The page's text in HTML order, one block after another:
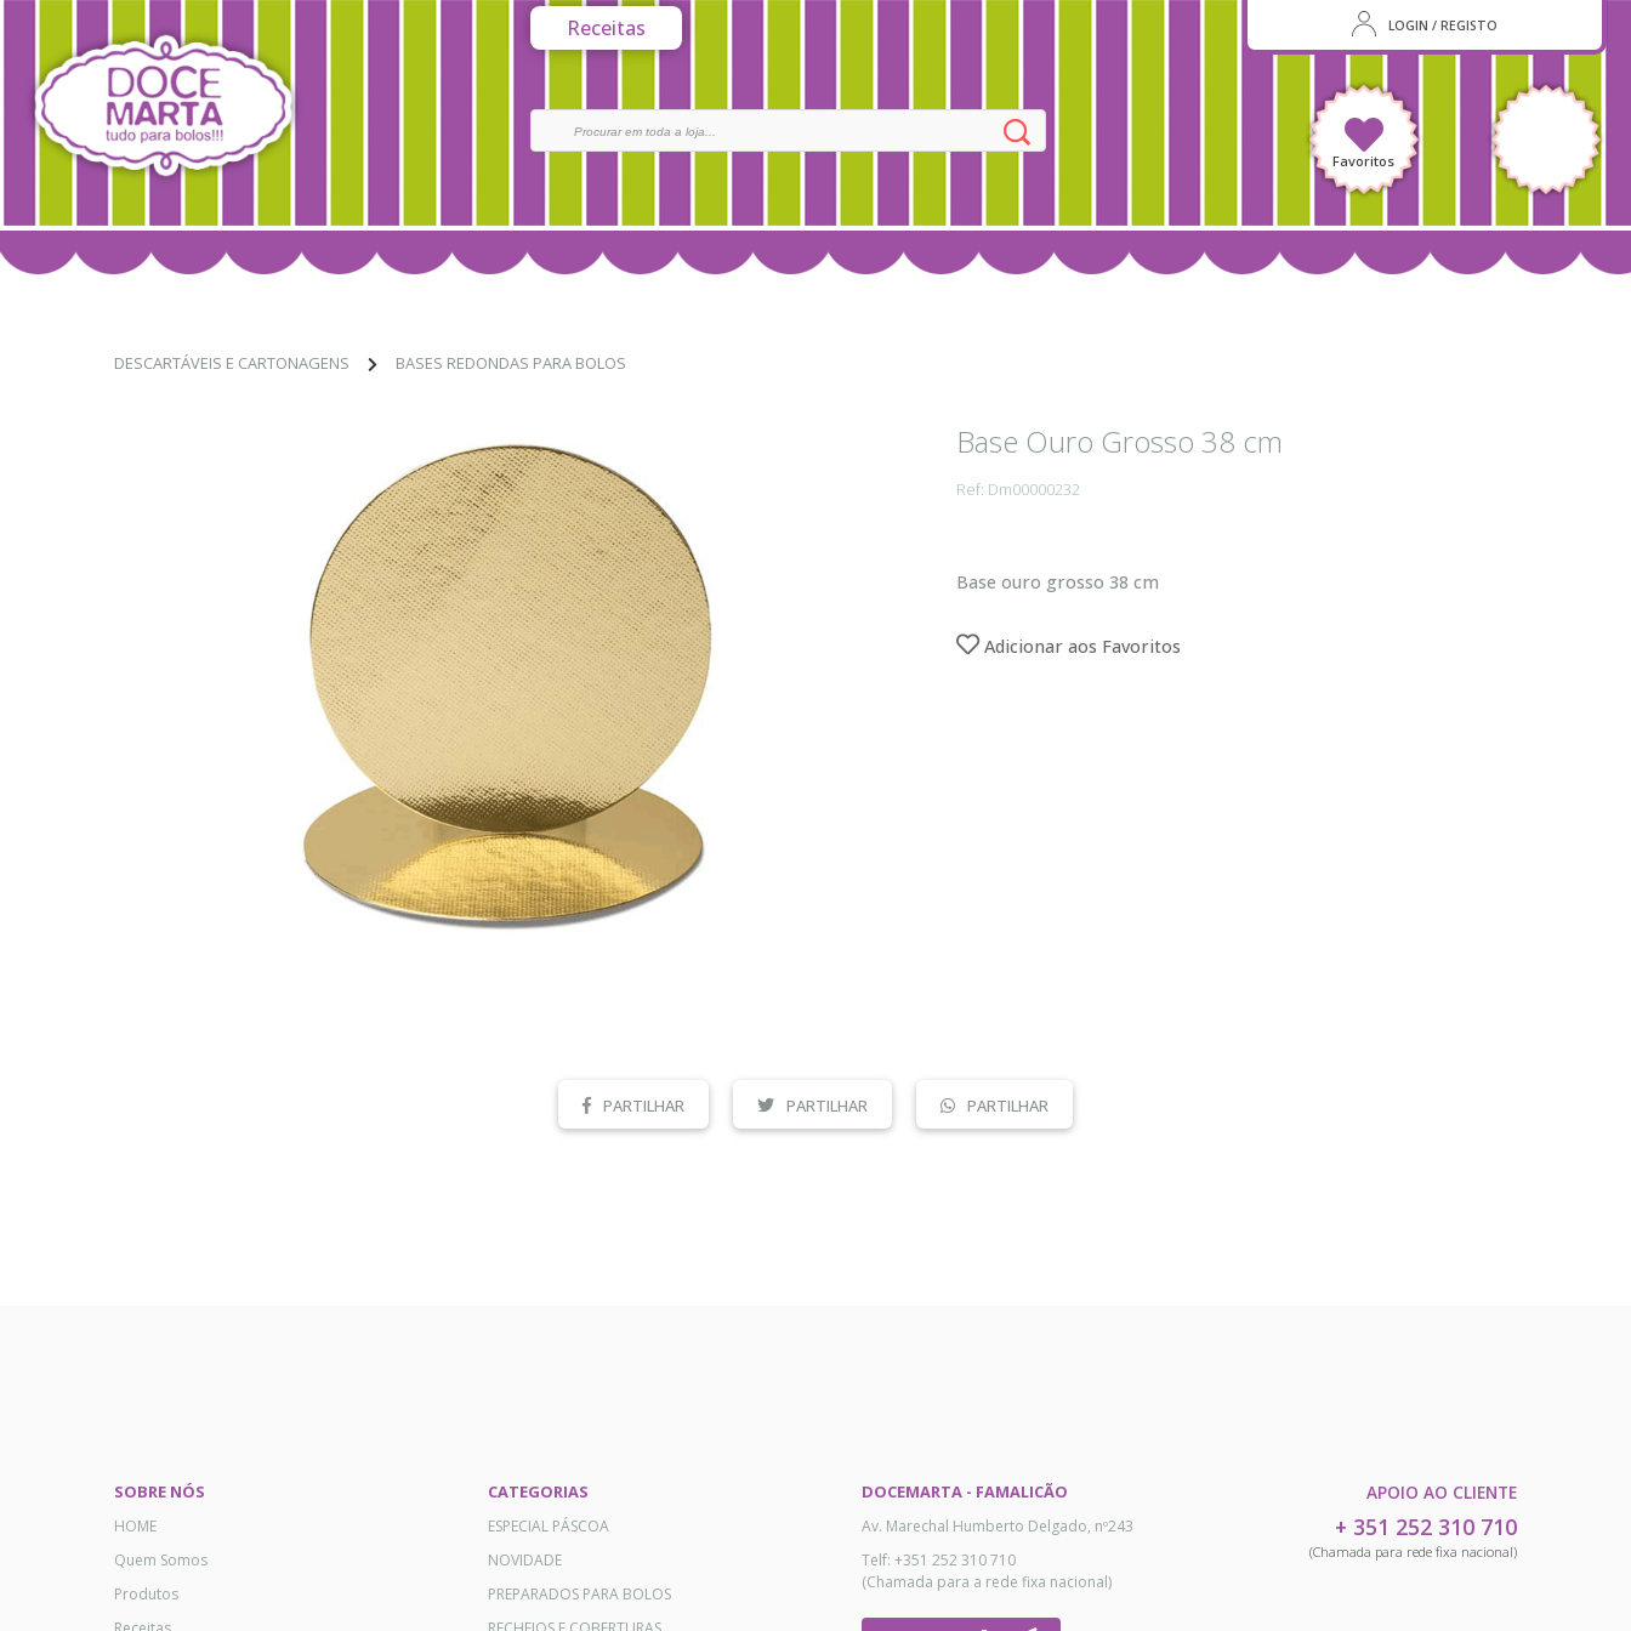
Receitas LOGIN / REGISTO
Favoritos
DESCARTÁVEIS E CARTONAGENS BASES REDONDAS PARA BOLOS
Base Ouro Grosso 38 cm
Ref: Dm00000232
Base ouro grosso 38 cm
Adicionar aos Favoritos
PARTILHAR PARTILHAR PARTILHAR
SOBRE NÓS
HOME
Quem Somos
Produtos
CATEGORIAS
ESPECIAL PÁSCOA
NOVIDADE
PREPARADOS PARA BOLOS
DOCEMARTA - FAMALICÃO
Av. Marechal Humberto Delgado, nº243
Telf: +351 252 310 710
(Chamada para a rede fixa nacional)
APOIO AO CLIENTE
+ 351 252 310 710
(Chamada para rede fixa nacional)